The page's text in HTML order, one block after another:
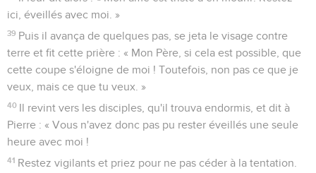
ici, éveillés avec moi. »
39 Puis il avança de quelques pas, se jeta le visage contre
terre et fit cette prière : « Mon Père, si cela est possible, que
cette coupe s'éloigne de moi ! Toutefois, non pas ce que je
veux, mais ce que tu veux. »
40 Il revint vers les disciples, qu'il trouva endormis, et dit à
Pierre : « Vous n'avez donc pas pu rester éveillés une seule
heure avec moi !
41 Restez vigilants et priez pour ne pas céder à la tentation.